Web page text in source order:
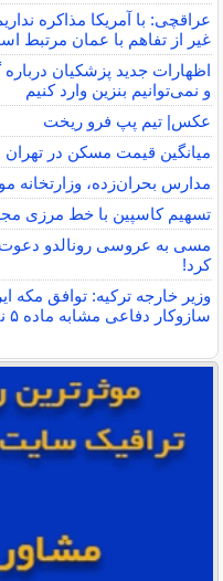
عراقچی: با آمریکا مذاکره
غیر از تفاهم با عمان مرتبط
اظهارات جدید پزشکیان
و نمی‌توانیم بنزین وارد کنیم
عکس| تیم پپ فرو ریخت
میانگین قیمت مسکن در
مدارس بحران‌زده، وزارتخانه
تسهیم کاسپین با خط مرزی
مسی به عروسی رونالدو دعوت
کرد!
وزیر خارجه ترکیه: توافق مکه
سازوکار دفاعی مشابه ماده ۵ ناتو